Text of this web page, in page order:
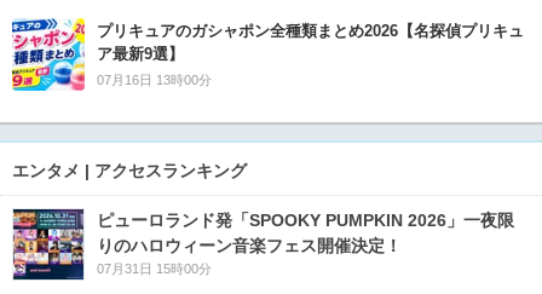
プリキュアのガシャポン全種類まとめ2026【名探偵プリキュ
ア最新9選】
07月16日 13時00分
エンタメ | アクセスランキング
ピューロランド発「SPOOKY PUMPKIN 2026」一夜限
りのハロウィーン音楽フェス開催決定！
07月31日 15時00分